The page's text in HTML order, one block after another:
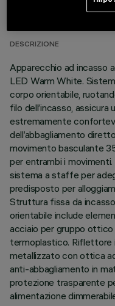
ULTIMO
DESCRIZIONE
Apparecchio ad incasso
LED Warm White.
corpo orientabile,
filo dell’incasso, assicura
estremamente
dell’abbagliamento
movimento basculante
per entrambi i
sistema a staffe per
predisposto per
Struttura fissa da
orientabile include
acciaio per gruppo ottico
termoplastico. Riflettore
metallizzato con ottica
anti-abbagliamento in
protezione trasparente
alimentazione